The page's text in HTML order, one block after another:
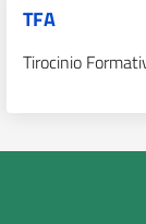
TFA
Tirocinio